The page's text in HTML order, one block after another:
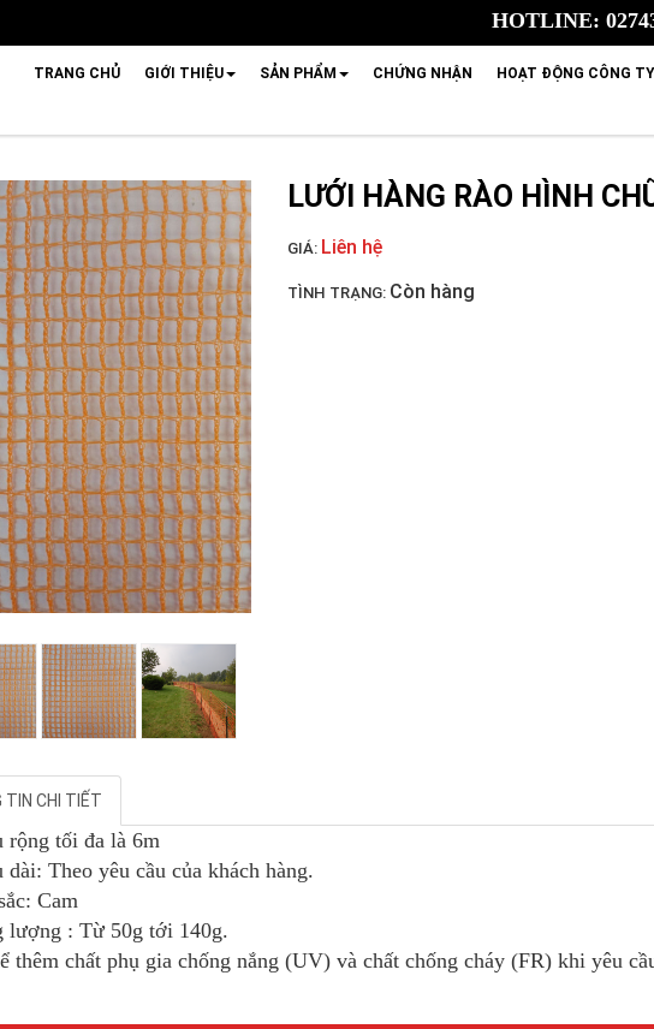
HOTLINE:
TRANG CHỦ GIỚI THIỆU SẢN PHẨM CHỨNG NHẬN HOẠT ĐỘNG CÔNG TY
LƯỚI HÀNG RÀO HÌNH
GIÁ: Liên hệ
TÌNH TRẠNG: Còn hàng
TIN CHI TIẾT
rộng tối đa là 6m
dài: Theo yêu cầu của khách hàng.
Cam
lượng : Từ 50g tới 140g.
thêm chất phụ gia chống nắng (UV) và chất chống cháy (FR) khi yêu